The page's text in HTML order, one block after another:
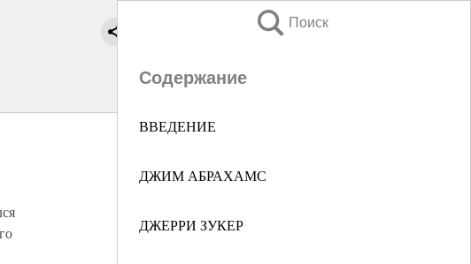
Поиск
Содержание
ВВЕДЕНИЕ
ДЖИМ АБРАХАМС
ДЖЕРРИ ЗУКЕР